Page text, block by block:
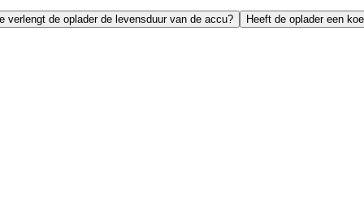
verlengt de oplader de levensduur van de accu? Heeft de oplader een